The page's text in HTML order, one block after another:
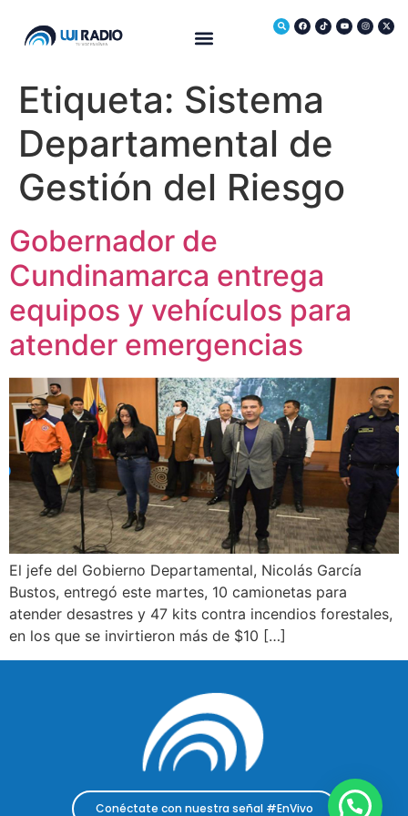
Etiqueta: Sistema
Departamental de
Gestión del Riesgo
Gobernador de
Cundinamarca entrega
equipos y vehículos para
atender emergencias
El jefe del Gobierno Departamental, Nicolás García
Bustos, entregó este martes, 10 camionetas para
atender desastres y 47 kits contra incendios forestales,
en los que se invirtieron más de $10 […]
Conéctate con nuestra señal #EnVivo